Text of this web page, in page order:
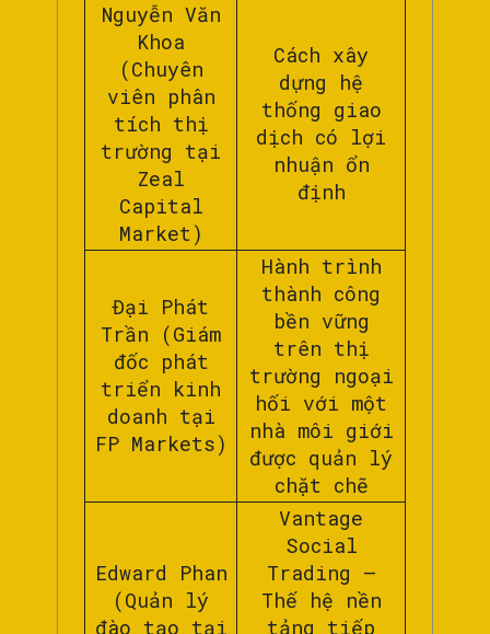
Nguyễn Văn
Khoa
(Chuyên
viên phân
tích thị
trường tại
Zeal
Capital
Market)
Cách xây
dựng hệ
thống giao
dịch có lợi
nhuận ổn
định
Đại Phát
Trần (Giám
đốc phát
triển kinh
doanh tại
FP Markets)
Hành trình
thành công
bền vững
trên thị
trường ngoại
hối với một
nhà môi giới
được quản lý
chặt chẽ
Edward Phan
(Quản lý
đào tạo tại
Vantage
Social
Trading –
Thế hệ nền
tảng tiếp